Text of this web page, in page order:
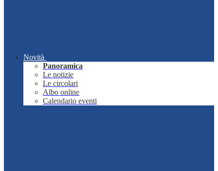
Novità
Panoramica
Le notizie
Le circolari
Albo online
Calendario eventi